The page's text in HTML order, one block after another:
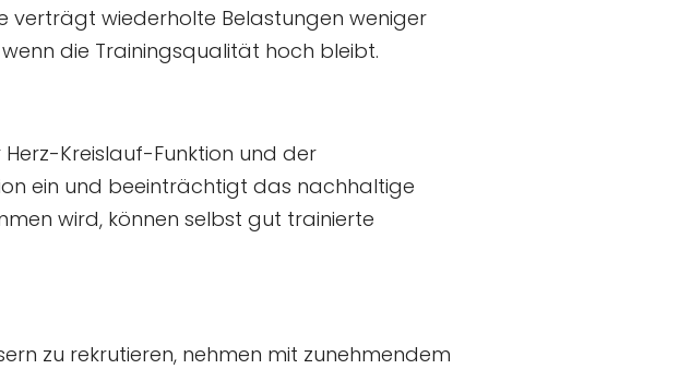
verträgt wiederholte Belastungen weniger
die Trainingsqualität hoch bleibt.
Kreislauf-Funktion und der
ein und beeinträchtigt das nachhaltige
wird, können selbst gut trainierte
zu rekrutieren, nehmen mit zunehmendem